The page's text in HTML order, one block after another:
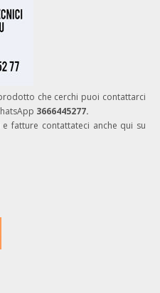
che cerchi puoi contattarci
3666445277.
fatture contattateci anche qui su